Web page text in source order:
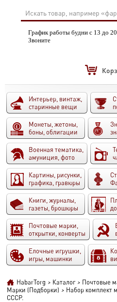
График работы будни с 13 до
Звоните
Интерьер, винтаж,
старинные вещи
Монеты, жетоны,
боны, облигации
Военная тематика,
амуниция, фото
Картины, рисунки,
графика, гравюры
Книги, журналы,
газеты, брошюры
Почтовые марки,
открытки, конверты
Елочные игрушки,
игры, машинки
HabarTorg > Каталог > Почтовые
Марки (Подборки) > Набор комплект
СССР.